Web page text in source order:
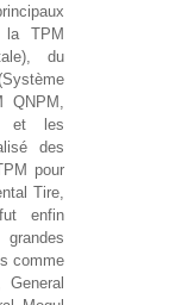
TPM
du
QNPM,
et les
des
pour
Tire,
enfin
comme